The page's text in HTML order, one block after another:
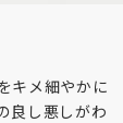
キメ細やかに
良し悪しがわ